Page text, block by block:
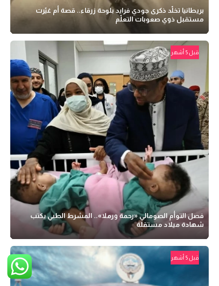
بريطانيا تخلّد ذكرى جودي فرايد بلوحة زرقاء.. قصة أم غيّرت
مستقبل ذوي صعوبات التعلّم
قبل 5 أشهر
فصل التوأم الصومالي «رحمة ورملا».. المشرط الطبي يكتب
شهادة ميلاد مستقلة
قبل 5 أشهر